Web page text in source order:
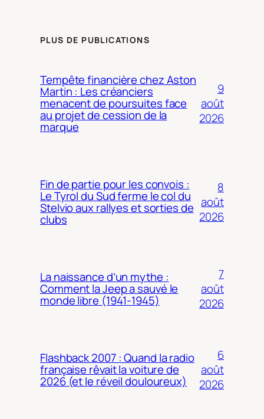
PLUS DE PUBLICATIONS
Tempête financière chez Aston
Martin : Les créanciers
menacent de poursuites face
au projet de cession de la
marque
9
août
2026
Fin de partie pour les convois :
Le Tyrol du Sud ferme le col du
Stelvio aux rallyes et sorties de
clubs
8
août
2026
La naissance d’un mythe :
Comment la Jeep a sauvé le
monde libre (1941-1945)
7
août
2026
Flashback 2007 : Quand la radio
française rêvait la voiture de
2026 (et le réveil douloureux)
6
août
2026